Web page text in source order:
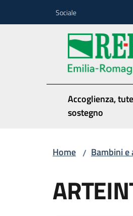
Sociale
Accoglienza,
sostegno
Home / Bambini